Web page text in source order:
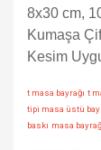
8x30 cm,
Kumaşa
Kesim
t masa bayrağı t
tipi masa üstü
baskı masa